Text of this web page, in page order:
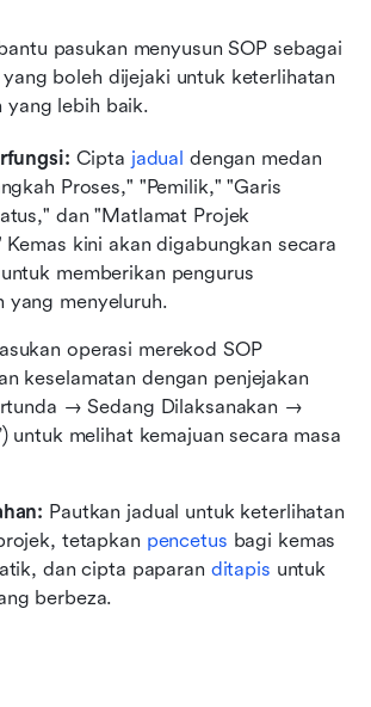
pasukan menyusun SOP sebagai
boleh dijejaki untuk keterlihatan
yang lebih baik.
Cipta jadual dengan medan
Proses," "Pemilik," "Garis
dan "Matlamat Projek
Kemas kini akan digabungkan secara
memberikan pengurus
yang menyeluruh.
operasi merekod SOP
keselamatan dengan penjejakan
→ Sedang Dilaksanakan →
untuk melihat kemajuan secara masa
Pautkan jadual untuk keterlihatan
tetapkan pencetus bagi kemas
dan cipta paparan ditapis untuk
berbeza.